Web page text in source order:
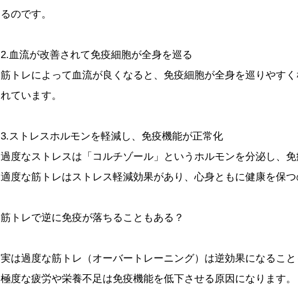
るのです。
2.血流が改善されて免疫細胞が全身を巡る
筋トレによって血流が良くなると、免疫細胞が全身を巡りやす
れています。
3.ストレスホルモンを軽減し、免疫機能が正常化
過度なストレスは「コルチゾール」というホルモンを分泌し、免
適度な筋トレはストレス軽減効果があり、心身ともに健康を保つ
筋トレで逆に免疫が落ちることもある？
実は過度な筋トレ（オーバートレーニング）は逆効果になること
極度な疲労や栄養不足は免疫機能を低下させる原因になります。